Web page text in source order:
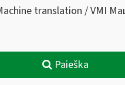
translation / VMI
Paieška